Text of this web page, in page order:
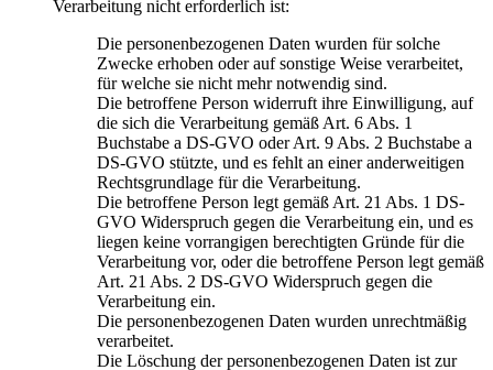
Verarbeitung nicht erforderlich ist:
Die personenbezogenen Daten wurden für solche
Zwecke erhoben oder auf sonstige Weise verarbeitet,
für welche sie nicht mehr notwendig sind.
Die betroffene Person widerruft ihre Einwilligung, auf
die sich die Verarbeitung gemäß Art. 6 Abs. 1
Buchstabe a DS-GVO oder Art. 9 Abs. 2 Buchstabe a
DS-GVO stützte, und es fehlt an einer anderweitigen
Rechtsgrundlage für die Verarbeitung.
Die betroffene Person legt gemäß Art. 21 Abs. 1 DS-
GVO Widerspruch gegen die Verarbeitung ein, und es
liegen keine vorrangigen berechtigten Gründe für die
Verarbeitung vor, oder die betroffene Person legt gemäß
Art. 21 Abs. 2 DS-GVO Widerspruch gegen die
Verarbeitung ein.
Die personenbezogenen Daten wurden unrechtmäßig
verarbeitet.
Die Löschung der personenbezogenen Daten ist zur